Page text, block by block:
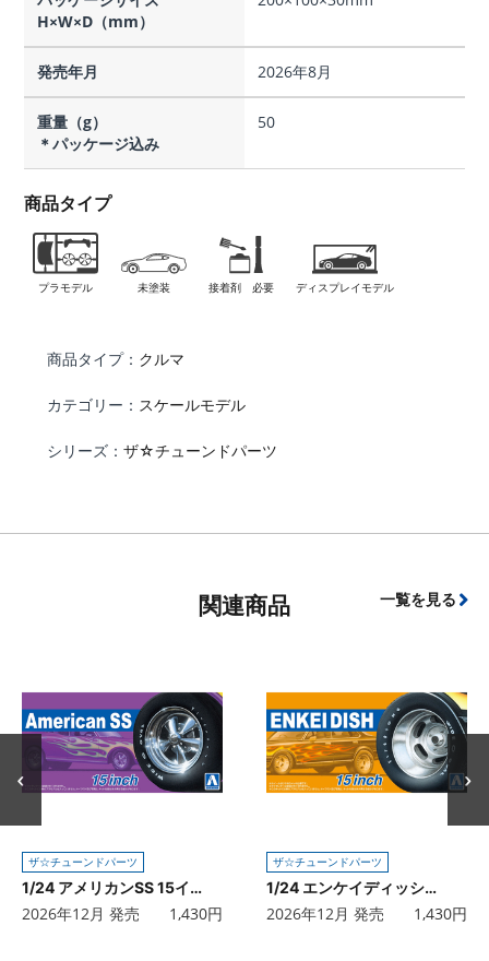
H×W×D（mm）
発売年月 2026年8月
重量（g）
＊パッケージ込み
50
商品タイプ
プラモデル 未塗装 接着剤 必要 ディスプレイモデル
商品タイプ： クルマ
カテゴリー： スケールモデル
シリーズ： ザ☆チューンドパーツ
関連商品 一覧を見る
ザ☆チューンドパーツ
1/24 アメリカンSS 15インチ
2026年12月 発売 1,430円
ザ☆チューンドパーツ
1/24 エンケイディッシュ 15インチ
2026年12月 発売 1,430円